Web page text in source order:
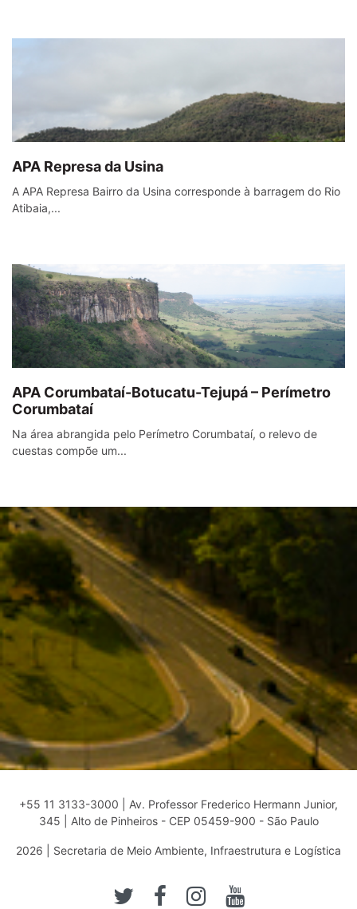
APA Represa da Usina
A APA Represa Bairro da Usina corresponde à barragem do Rio
Atibaia,...
APA Corumbataí-Botucatu-Tejupá – Perímetro
Corumbataí
Na área abrangida pelo Perímetro Corumbataí, o relevo de
cuestas compõe um...
+55 11 3133-3000 | Av. Professor Frederico Hermann Junior,
345 | Alto de Pinheiros - CEP 05459-900 - São Paulo
2026 | Secretaria de Meio Ambiente, Infraestrutura e Logística